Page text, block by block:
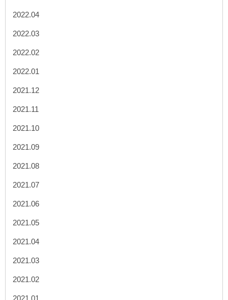
2022.04
2022.03
2022.02
2022.01
2021.12
2021.11
2021.10
2021.09
2021.08
2021.07
2021.06
2021.05
2021.04
2021.03
2021.02
2021.01